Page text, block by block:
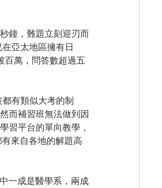
鐘，難題立刻迎刃而
亞太地區擁有日
百萬，問答數超過五
有類似大考的制
而補習班無法做到因
習平台的單向教學，
來自各地的解題高
一成是醫學系，兩成